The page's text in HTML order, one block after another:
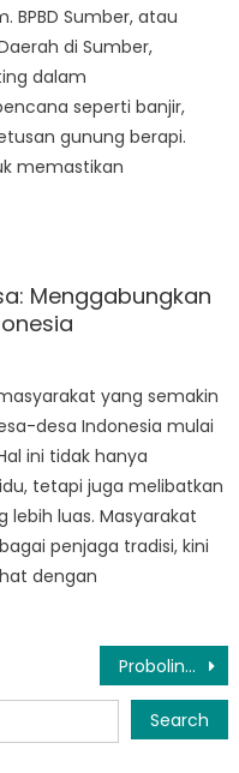
BPBD Sumber, atau
di Sumber,
dalam
seperti banjir,
gunung berapi.
memastikan
Menggabungkan
yang semakin
desa Indonesia mulai
ini tidak hanya
tetapi juga melibatkan
lebih luas. Masyarakat
penjaga tradisi, kini
dengan
Probolinggo Ambil Pendekatan Proaktif Kesiapsiagaan Bencana dengan Sistem Peringatan Dini
Search